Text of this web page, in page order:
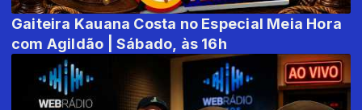
Gaiteira Kauana Costa no Especial Meia Hora
com Agildão | Sábado, às 16h